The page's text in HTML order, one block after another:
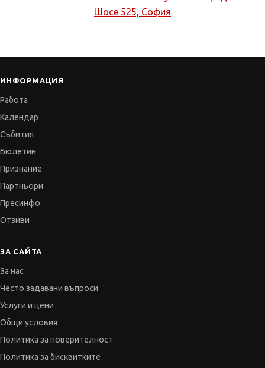
Шосе 525, София
ИНФОРМАЦИЯ
Работа
Календар
Събития
Бюлетин
Признание
Партньори
Пресинфо
Отзиви
ЗА САЙТА
За нас
Често задавани въпроси
Услуги и цени
Общи условия
Политика за поверителност
Политика за бисквитките